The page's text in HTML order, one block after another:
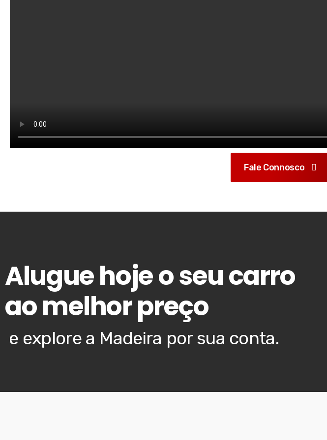
Fale Connosco
Alugue hoje o seu carro
ao melhor preço
e explore a Madeira por sua conta.